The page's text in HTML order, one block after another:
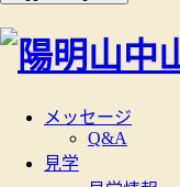
メッセージ
Q&A
見学